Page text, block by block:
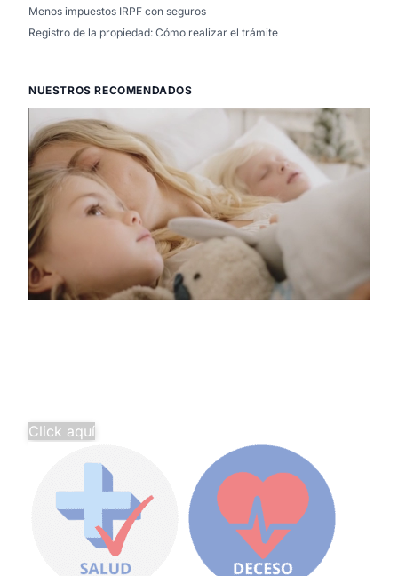
Menos impuestos IRPF con seguros
Registro de la propiedad: Cómo realizar el trámite
NUESTROS RECOMENDADOS
Click aquí